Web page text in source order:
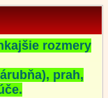
rozmery
prah,